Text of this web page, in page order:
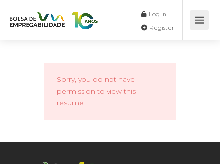
Log In
Sorry, you do not have
permission to view this
resume.